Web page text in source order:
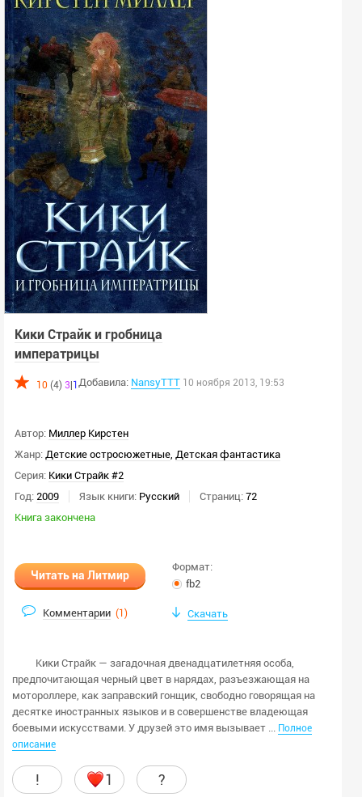
Кики Страйк и гробница
императрицы
10 (4)3|1Добавила: NansyTTT 10 ноября 2013, 19:53
Автор: Миллер Кирстен
Жанр: Детские остросюжетные Детская фантастика
Серия: Кики Страйк #2
Год: 2009 Язык книги: Русский Страниц: 72
Книга закончена
Читать на Литмир
Комментарии (1)
Формат:
fb2
Скачать
Кики Страйк — загадочная двенадцатилетняя особа,
предпочитающая черный цвет в нарядах, разъезжающая на
мотороллере, как заправский гонщик, свободно говорящая на
десятке иностранных языков и в совершенстве владеющая
боевыми искусствами. У друзей это имя вызывает ...
Полное
описание
! 1 ?